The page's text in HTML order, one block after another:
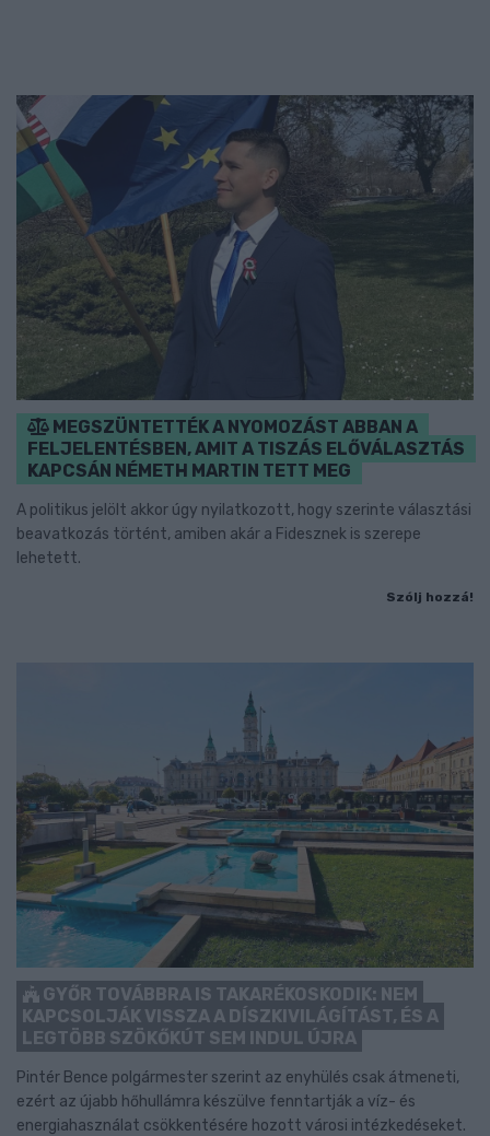
MEGSZÜNTETTÉK A NYOMOZÁST ABBAN A
FELJELENTÉSBEN, AMIT A TISZÁS ELŐVÁLASZTÁS
KAPCSÁN NÉMETH MARTIN TETT MEG
A politikus jelölt akkor úgy nyilatkozott, hogy szerinte választási
beavatkozás történt, amiben akár a Fidesznek is szerepe
lehetett.
Szólj hozzá!
GYŐR TOVÁBBRA IS TAKARÉKOSKODIK: NEM
KAPCSOLJÁK VISSZA A DÍSZKIVILÁGÍTÁST, ÉS A
LEGTÖBB SZÖKŐKÚT SEM INDUL ÚJRA
Pintér Bence polgármester szerint az enyhülés csak átmeneti,
ezért az újabb hőhullámra készülve fenntartják a víz- és
energiahasználat csökkentésére hozott városi intézkedéseket.